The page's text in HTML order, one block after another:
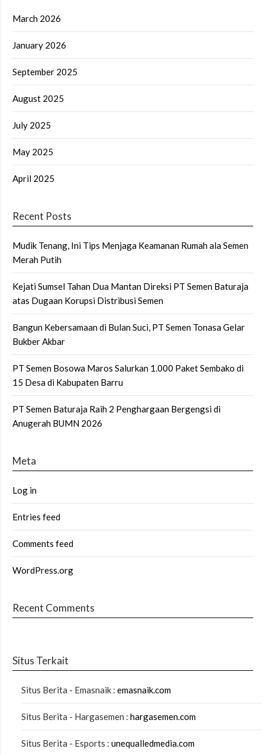
March 2026
January 2026
September 2025
August 2025
July 2025
May 2025
April 2025
Recent Posts
Mudik Tenang, Ini Tips Menjaga Keamanan Rumah ala Semen
Merah Putih
Kejati Sumsel Tahan Dua Mantan Direksi PT Semen Baturaja
atas Dugaan Korupsi Distribusi Semen
Bangun Kebersamaan di Bulan Suci, PT Semen Tonasa Gelar
Bukber Akbar
PT Semen Bosowa Maros Salurkan 1.000 Paket Sembako di
15 Desa di Kabupaten Barru
PT Semen Baturaja Raih 2 Penghargaan Bergengsi di
Anugerah BUMN 2026
Meta
Log in
Entries feed
Comments feed
WordPress.org
Recent Comments
Situs Terkait
Situs Berita - Emasnaik : emasnaik.com
Situs Berita - Hargasemen : hargasemen.com
Situs Berita - Esports : unequalledmedia.com